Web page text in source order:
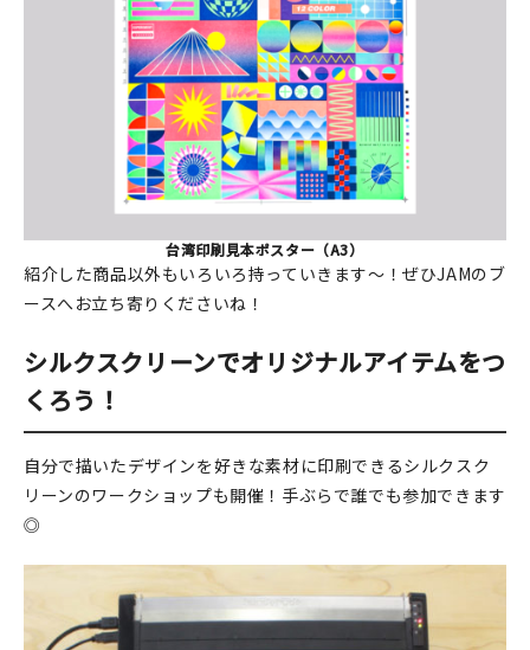
台湾印刷見本ポスター（A3）
紹介した商品以外もいろいろ持っていきます～！ぜひJAMのブ
ースへお立ち寄りくださいね！
シルクスクリーンでオリジナルアイテムをつ
くろう！
自分で描いたデザインを好きな素材に印刷できるシルクスク
リーンのワークショップも開催！手ぶらで誰でも参加できます
◎